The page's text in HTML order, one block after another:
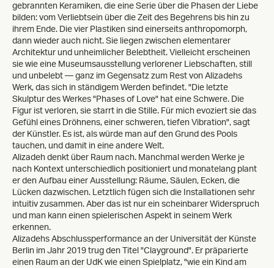
gebrannten Keramiken, die eine Serie über die Phasen der Liebe
bilden: vom Verliebtsein über die Zeit des Begehrens bis hin zu
ihrem Ende. Die vier Plastiken sind einerseits anthropomorph,
dann wieder auch nicht. Sie liegen zwischen elementarer
Architektur und unheimlicher Belebtheit. Vielleicht erscheinen
sie wie eine Museumsausstellung verlorener Liebschaften, still
und unbelebt — ganz im Gegensatz zum Rest von Alizadehs
Werk, das sich in ständigem Werden befindet. "Die letzte
Skulptur des Werkes "Phases of Love" hat eine Schwere. Die
Figur ist verloren, sie starrt in die Stille. Für mich evoziert sie das
Gefühl eines Dröhnens, einer schweren, tiefen Vibration", sagt
der Künstler. Es ist, als würde man auf den Grund des Pools
tauchen, und damit in eine andere Welt.
Alizadeh denkt über Raum nach. Manchmal werden Werke je
nach Kontext unterschiedlich positioniert und monatelang plant
er den Aufbau einer Ausstellung: Räume, Säulen, Ecken, die
Lücken dazwischen. Letztlich fügen sich die Installationen sehr
intuitiv zusammen. Aber das ist nur ein scheinbarer Widerspruch
und man kann einen spielerischen Aspekt in seinem Werk
erkennen.
Alizadehs Abschlussperformance an der Universität der Künste
Berlin im Jahr 2019 trug den Titel "Clayground". Er präparierte
einen Raum an der UdK wie einen Spielplatz, "wie ein Kind am